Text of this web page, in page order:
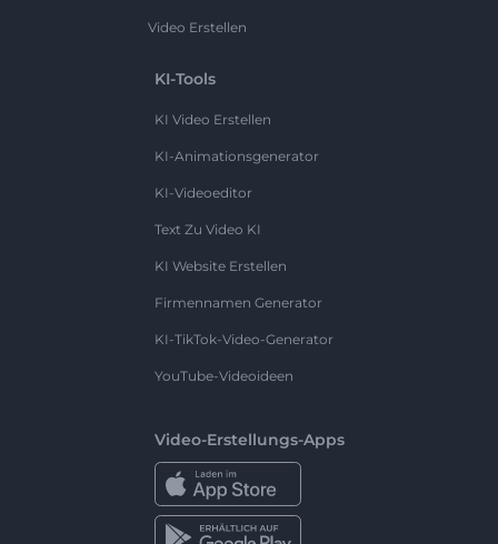
Video Erstellen
KI-Tools
KI Video Erstellen
KI-Animationsgenerator
KI-Videoeditor
Text Zu Video KI
KI Website Erstellen
Firmennamen Generator
KI-TikTok-Video-Generator
YouTube-Videoideen
Video-Erstellungs-Apps